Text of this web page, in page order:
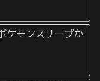
ケモンスリープか